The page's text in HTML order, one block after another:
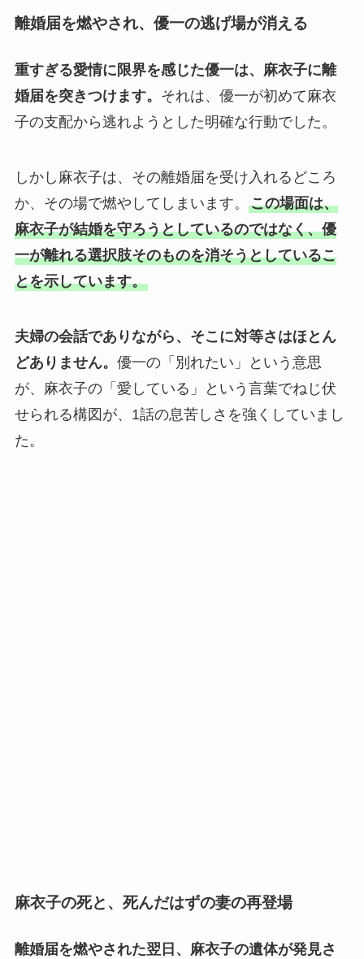
離婚届を燃やされ、優一の逃げ場が消える
重すぎる愛情に限界を感じた優一は、麻衣子に離
婚届を突きつけます。 それは、優一が初めて麻衣
子の支配から逃れようとした明確な行動でした。
しかし麻衣子は、その離婚届を受け入れるどころ
か、その場で燃やしてしまいます。 この場面は、
麻衣子が結婚を守ろうとしているのではなく、優
一が離れる選択肢そのものを消そうとしているこ
とを示しています。
夫婦の会話でありながら、そこに対等さはほとん
どありません。 優一の「別れたい」という意思
が、麻衣子の「愛している」という言葉でねじ伏
せられる構図が、1話の息苦しさを強くしていまし
た。
麻衣子の死と、死んだはずの妻の再登場
離婚届を燃やされた翌日、麻衣子の遺体が発見さ